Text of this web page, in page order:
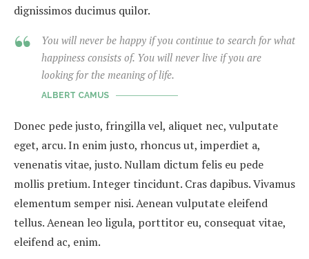
dignissimos ducimus quilor.
You will never be happy if you continue to search for what
happiness consists of. You will never live if you are
looking for the meaning of life.
ALBERT CAMUS
Donec pede justo, fringilla vel, aliquet nec, vulputate
eget, arcu. In enim justo, rhoncus ut, imperdiet a,
venenatis vitae, justo. Nullam dictum felis eu pede
mollis pretium. Integer tincidunt. Cras dapibus. Vivamus
elementum semper nisi. Aenean vulputate eleifend
tellus. Aenean leo ligula, porttitor eu, consequat vitae,
eleifend ac, enim.